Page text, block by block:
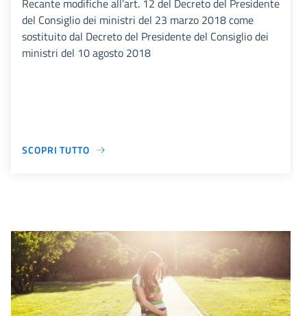
Recante modifiche all’art. 12 del Decreto del Presidente
del Consiglio dei ministri del 23 marzo 2018 come
sostituito dal Decreto del Presidente del Consiglio dei
ministri del 10 agosto 2018
SCOPRI TUTTO